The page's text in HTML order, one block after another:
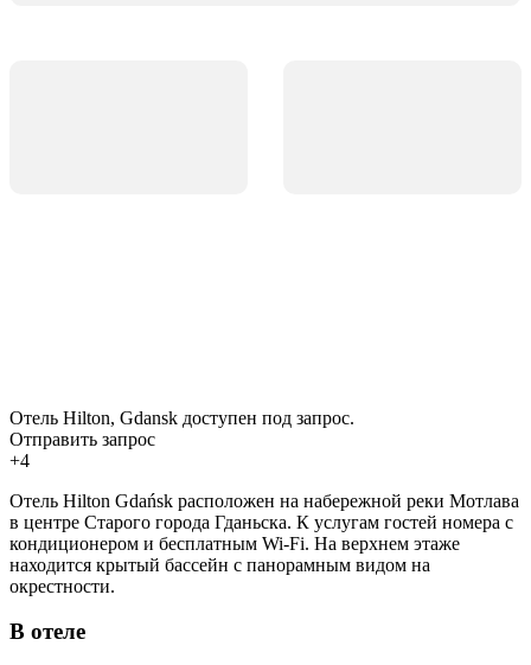
Отель Hilton, Gdansk доступен под запрос.
Отправить запрос
+4
Отель Hilton Gdańsk расположен на набережной реки Мотлава
в центре Старого города Гданьска. К услугам гостей номера с
кондиционером и бесплатным Wi-Fi. На верхнем этаже
находится крытый бассейн с панорамным видом на
окрестности.
В отеле